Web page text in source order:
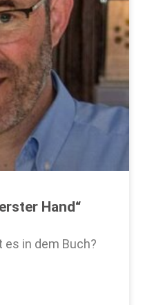
Hand“
es in dem Buch?